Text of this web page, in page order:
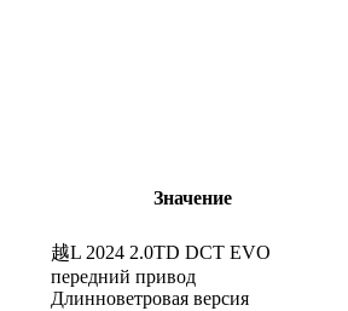
Значение
越L 2024 2.0TD DCT EVO
передний привод
Длинноветровая версия